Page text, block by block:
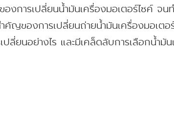
งการเปลี่ยนน้ำมันเครื่องมอเตอร์ไซค์ จนท
คัญของการเปลี่ยนถ่ายน้ำมันเครื่องมอเตอ
ปลี่ยนอย่างไร และมีเคล็ดลับการเลือกน้ำมั